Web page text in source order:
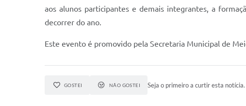
aos alunos participantes e demais integrantes, a
decorrer do ano.
Este evento é promovido pela Secretaria Municipal de
GOSTEI NÃO GOSTEI Seja o primeiro a curtir esta notícia.